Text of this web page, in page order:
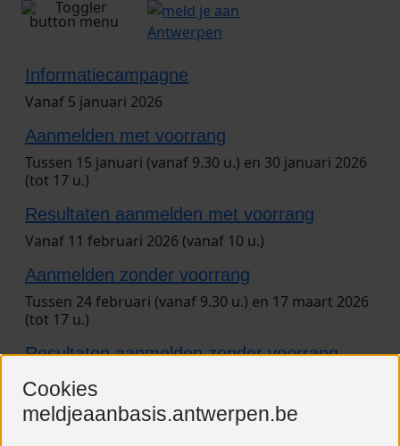
Informatiecampagne
Vanaf 5 januari 2026
Aanmelden met voorrang
Tussen 15 januari (vanaf 9.30 u.) en 30 januari 2026
(tot 17 u.)
Resultaten aanmelden met voorrang
Vanaf 11 februari 2026 (vanaf 10 u.)
Aanmelden zonder voorrang
Tussen 24 februari (vanaf 9.30 u.) en 17 maart 2026
(tot 17 u.)
Resultaten aanmelden zonder voorrang
Vanaf 23 april 2026 (vanaf 10 u.)
Inschrijven op school
Cookies
meldjeaanbasis.antwerpen.be